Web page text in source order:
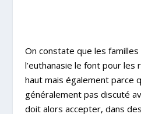
On constate que les familles
l’euthanasie le font pour les
haut mais également parce
généralement pas discuté
doit alors accepter, dans